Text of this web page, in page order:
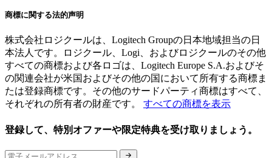
商標に関する法的声明
株式会社ロジクールは、Logitech Groupの日本地域担当の日
本法人です。ロジクール、Logi、およびロジクールのその他
すべての商標および各ロゴは、Logitech Europe S.A.およびそ
の関連会社が米国およびその他の国において所有する商標ま
たは登録商標です。その他のサードパーティ商標はすべて、
それぞれの所有者の財産です。 すべての商標を表示
登録して、特別オファーや限定特典を受け取りましょう。